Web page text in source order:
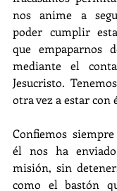
nos anime a
poder cumplir
que empaparnos
mediante el
Jesucristo.
otra vez a estar con
Confiemos
él nos ha
misión, sin
como el bastón